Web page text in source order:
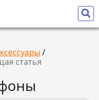
/
статья